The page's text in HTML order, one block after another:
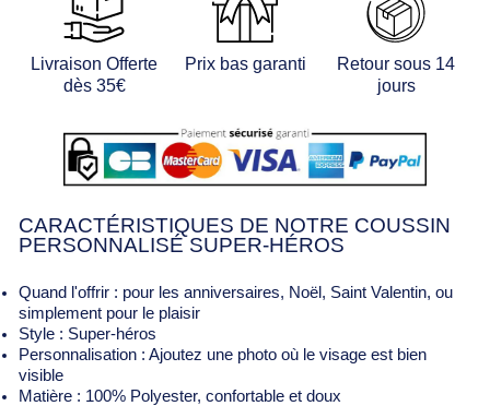
Livraison Offerte
dès 35€
Prix bas garanti
Retour sous 14
jours
CARACTÉRISTIQUES DE NOTRE COUSSIN
PERSONNALISÉ SUPER-HÉROS
Quand l'offrir : pour les anniversaires, Noël, Saint Valentin, ou
simplement pour le plaisir
Style : Super-héros
Personnalisation : Ajoutez une photo où le visage est bien
visible
Matière : 100% Polyester, confortable et doux